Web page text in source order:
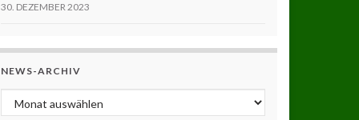
30. DEZEMBER 2023
NEWS-ARCHIV
News-Archiv